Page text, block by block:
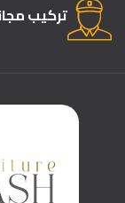
تركيب